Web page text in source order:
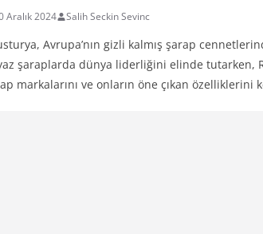
Aralık 2024 Salih Seckin Sevinc
Avrupa’nın gizli kalmış şarap
şaraplarda dünya liderliğini elinde tutarken,
markalarını ve onların öne çıkan özelliklerini